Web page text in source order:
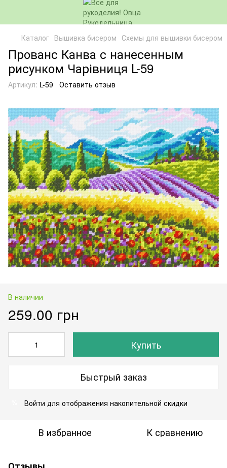
Каталог Вышивка бисером Схемы для вышивки бисером
Прованс Канва с нанесенным
рисунком Чарівниця L-59
Артикул: L-59 Оставить отзыв
В наличии
259.00 грн
Купить
Быстрый заказ
Войти для отображения накопительной скидки
В избранное К сравнению